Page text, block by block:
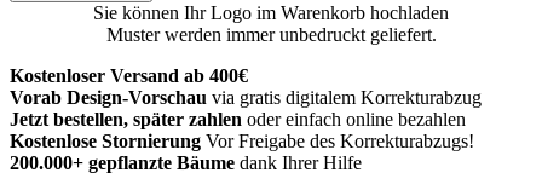
Sie können Ihr Logo im Warenkorb hochladen
Muster werden immer unbedruckt geliefert.
Kostenloser Versand ab 400€
Vorab Design-Vorschau via gratis digitalem Korrekturabzug
Jetzt bestellen, später zahlen oder einfach online bezahlen
Kostenlose Stornierung Vor Freigabe des Korrekturabzugs!
200.000+ gepflanzte Bäume dank Ihrer Hilfe